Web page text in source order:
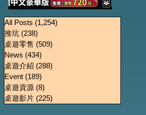
《HacKClaD獵獸魔女
德爾塔》繁體中文豪
華版開放預售
All Posts (1,254)
推坑 (238)
桌遊零售 (509)
News (434)
桌遊介紹 (288)
Event (189)
桌遊資源 (8)
桌遊影片 (225)